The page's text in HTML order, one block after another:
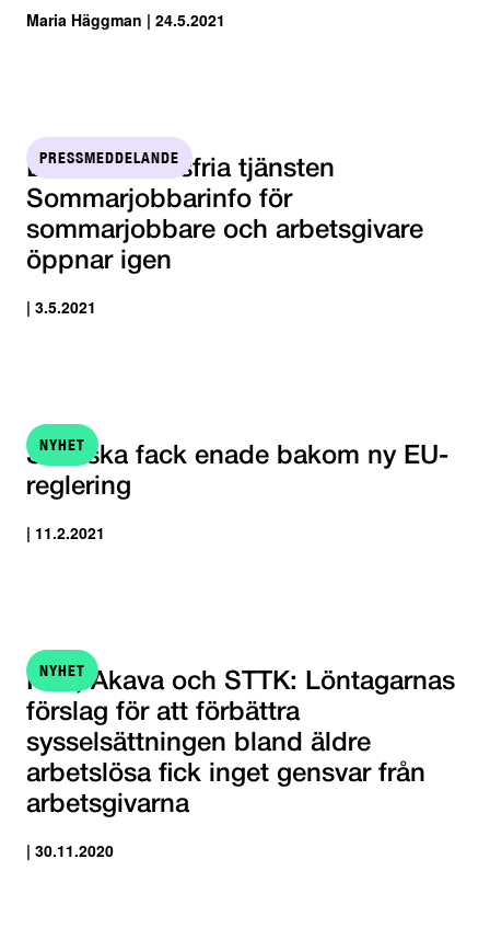
Maria Häggman | 24.5.2021
PRESSMEDDELANDE
Den kostnadsfria tjänsten
Sommarjobbarinfo för
sommarjobbare och arbetsgivare
öppnar igen
| 3.5.2021
NYHET
Svenska fack enade bakom ny EU-
reglering
| 11.2.2021
NYHET
FFC, Akava och STTK: Löntagarnas
förslag för att förbättra
sysselsättningen bland äldre
arbetslösa fick inget gensvar från
arbetsgivarna
| 30.11.2020